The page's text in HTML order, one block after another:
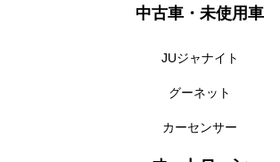
中古車・未使用車
JUジャナイト
グーネット
カーセンサー